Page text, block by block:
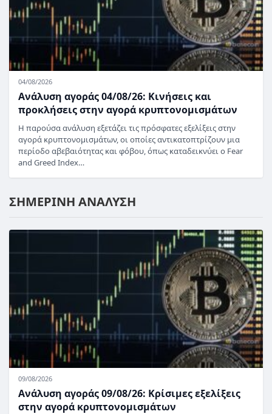
04/08/2026
Ανάλυση αγοράς 04/08/26: Κινήσεις και
προκλήσεις στην αγορά κρυπτονομισμάτων
Η παρούσα ανάλυση εξετάζει τις πρόσφατες εξελίξεις στην
αγορά κρυπτονομισμάτων, οι οποίες αντικατοπτρίζουν μια
περίοδο αβεβαιότητας και φόβου, όπως καταδεικνύει ο Fear
and Greed Index…
ΣΗΜΕΡΙΝΗ ΑΝΑΛΥΣΗ
09/08/2026
Ανάλυση αγοράς 09/08/26: Κρίσιμες εξελίξεις
στην αγορά κρυπτονομισμάτων